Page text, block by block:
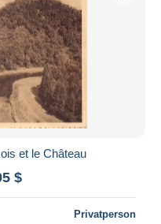
et le Château
$
Privatperson